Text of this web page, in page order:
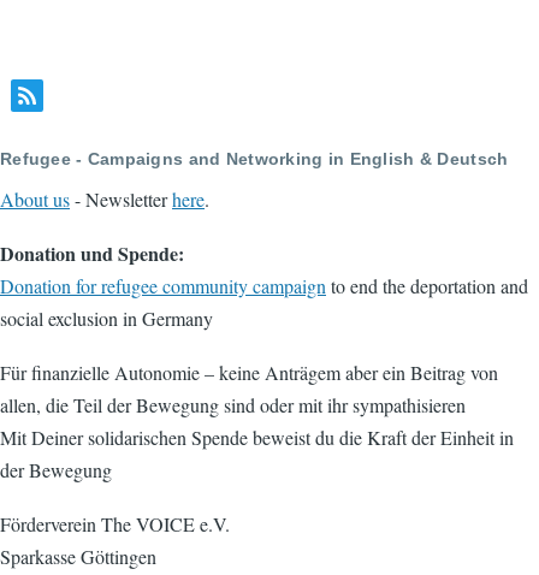
Refugee - Campaigns and Networking in English & Deutsch
About us- Newsletterhere.
Donation und Spende:
Donation for refugee community campaignto end the deportation and
social exclusion in Germany
Für finanzielle Autonomie – keine Anträgem aber ein Beitrag von
allen, die Teil der Bewegung sind oder mit ihr sympathisieren
Mit Deiner solidarischen Spende beweist du die Kraft der Einheit in
der Bewegung
Förderverein The VOICE e.V.
Sparkasse Göttingen